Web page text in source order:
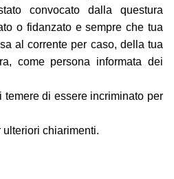
convocato dalla questura
o fidanzato e sempre che tua
al corrente per caso, della tua
come persona informata dei
temere di essere incriminato per
chiarimenti.